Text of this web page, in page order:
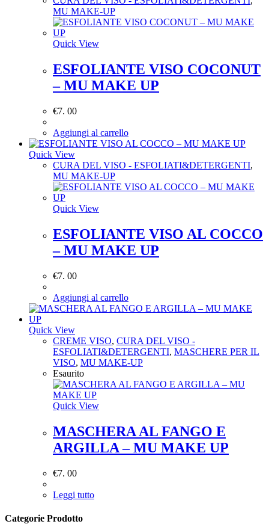
MU MAKE-UP
Quick View
ESFOLIANTE VISO COCONUT
– MU MAKE UP
€7. 00
Aggiungi al carrello
Quick View
CURA DEL VISO - ESFOLIATI&DETERGENTI,
MU MAKE-UP
Quick View
ESFOLIANTE VISO AL COCCO
– MU MAKE UP
€7. 00
Aggiungi al carrello
Quick View
CREME VISO, CURA DEL VISO -
ESFOLIATI&DETERGENTI, MASCHERE PER IL
VISO, MU MAKE-UP
Esaurito
Quick View
MASCHERA AL FANGO E
ARGILLA – MU MAKE UP
€7. 00
Leggi tutto
Categorie Prodotto